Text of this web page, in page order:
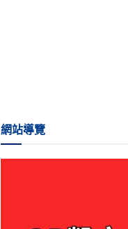
網站導覽